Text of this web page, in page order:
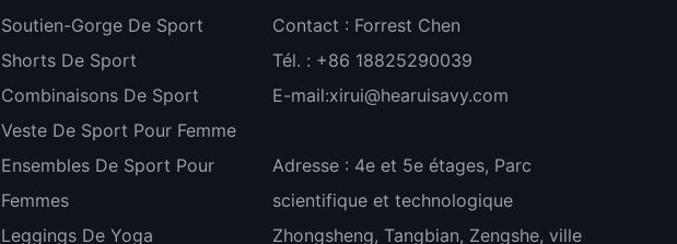
Soutien-Gorge De Sport
Shorts De Sport
Combinaisons De Sport
Veste De Sport Pour Femme
Ensembles De Sport Pour
Femmes
Leggings De Yoga
Contact : Forrest Chen
Tél. : +86 18825290039
E-mail:xirui@hearuisavy.com
Adresse : 4e et 5e étages, Parc
scientifique et technologique
Zhongsheng, Tangbian, Zengshe, ville